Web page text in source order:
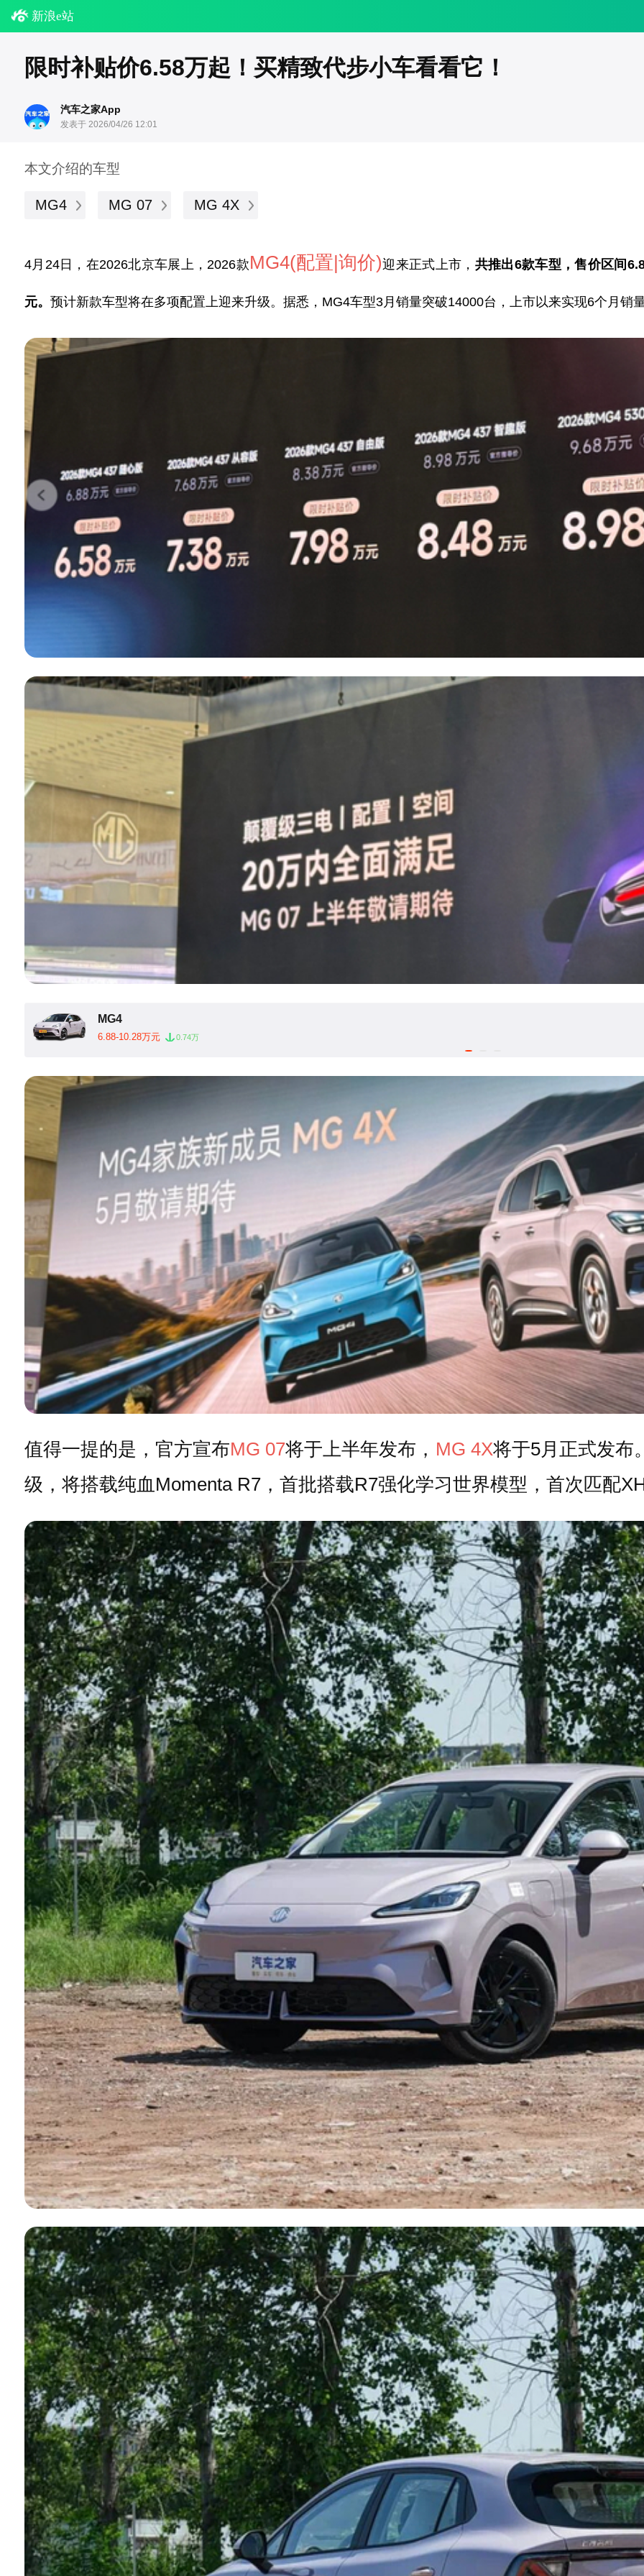
新浪e站
限时补贴价6.58万起！买精致代步小车看看它！
汽车之家App
发表于 2026/04/26 12:01
本文介绍的车型
MG4 MG 07 MG 4X
4月24日，在2026北京车展上，2026款MG4(配置|询价)迎来正式上市， 共推出6款车型，售价区间
元。预计新款车型将在多项配置上迎来升级。据悉，MG4车型3月销量突破14000台，上市以来实现6个月销
MG4
6.88-10.28万元 0.74万
值得一提的是，官方宣布MG 07将于上半年发布， MG 4X将于5月正式发布
级，将搭载纯血Momenta R7，首批搭载R7强化学习世界模型，首次匹配